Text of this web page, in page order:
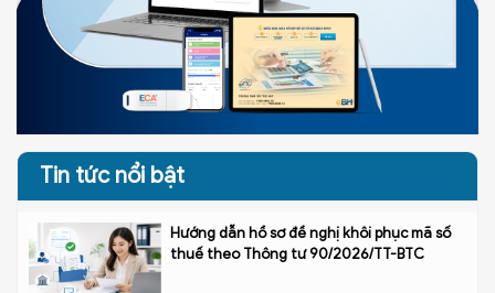
Tin tức nổi bật
Hướng dẫn hồ sơ đề nghị khôi phục mã số
thuế theo Thông tư 90/2026/TT-BTC